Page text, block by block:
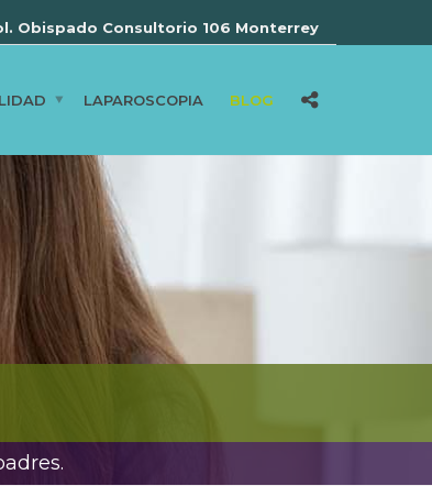
Obispado Consultorio 106 Monterrey
LAPAROSCOPIA BLOG